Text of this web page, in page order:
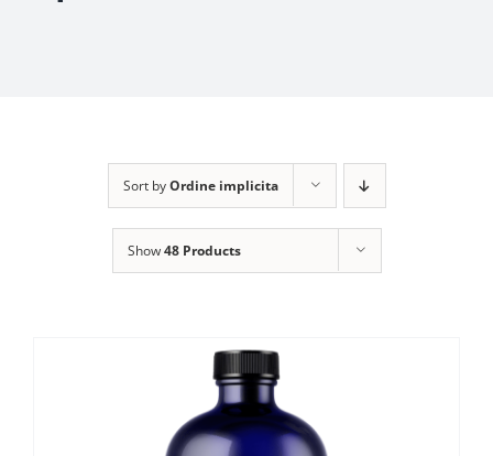
Sort byOrdine implicita
Show48 Products